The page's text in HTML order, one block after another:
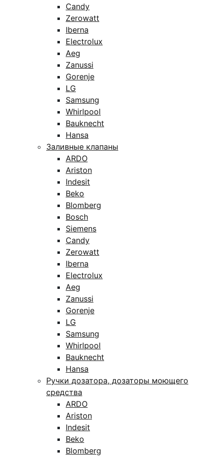
Candy
Zerowatt
Iberna
Electrolux
Aeg
Zanussi
Gorenje
LG
Samsung
Whirlpool
Bauknecht
Hansa
Заливные клапаны
ARDO
Ariston
Indesit
Beko
Blomberg
Bosch
Siemens
Candy
Zerowatt
Iberna
Electrolux
Aeg
Zanussi
Gorenje
LG
Samsung
Whirlpool
Bauknecht
Hansa
Ручки дозатора, дозаторы моющего
средства
ARDO
Ariston
Indesit
Beko
Blomberg